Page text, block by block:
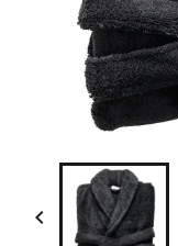
